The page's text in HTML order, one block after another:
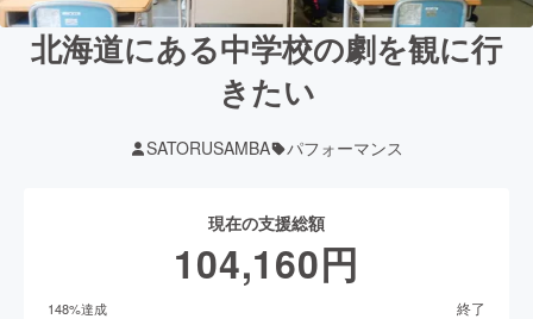
北海道にある中学校の劇を観に行
きたい
SATORUSAMBA パフォーマンス
現在の支援総額
104,160円
148%達成 終了